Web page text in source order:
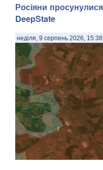
Росіяни
DeepState
неділя, 9 серпень 2026, 15:38